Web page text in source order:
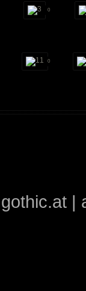
0
0
|